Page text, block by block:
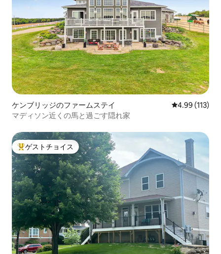
ケンブリッジのファームステイ レビュー113
4.99 (113)
マディソン近くの馬と過ごす隠れ家
大好評のゲストチョイスです。
ゲストチョイス